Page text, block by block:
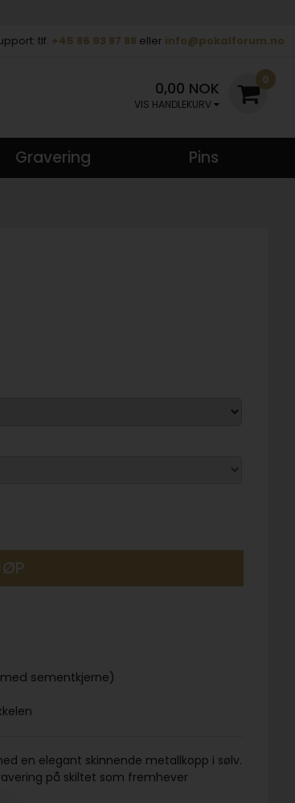
tlf. +45 86 93 87 88 eller info@pokalforum.no
0
0,00 NOK
VIS HANDLEKURV
Gravering Pins
sementkjerne)
en elegant skinnende metallkopp i sølv.
på skiltet som fremhever